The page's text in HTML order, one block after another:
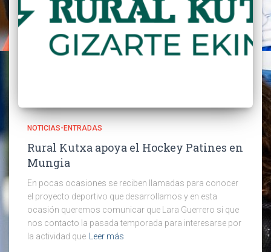
NOTICIAS-ENTRADAS
Rural Kutxa apoya el Hockey Patines en
Mungia
En pocas ocasiones se reciben llamadas para conocer
el proyecto deportivo que desarrollamos y en esta
ocasión queremos comunicar que Lara Guerrero si que
nos contacto la pasada temporada para interesarse por
la actividad que
Leer más